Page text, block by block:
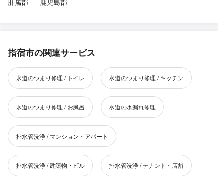
指宿市の関連サービス
水道のつまり修理 / トイレ 水道のつまり修理 / キッチン
水道のつまり修理 / お風呂 水道の水漏れ修理
排水管洗浄 / マンション・アパート
排水管洗浄 / 建築物・ビル 排水管洗浄 / テナント・店舗